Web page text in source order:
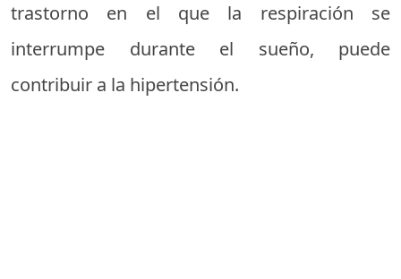
trastorno en el que la respiración se
interrumpe durante el sueño, puede
contribuir a la hipertensión.